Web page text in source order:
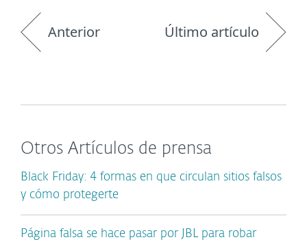
Anterior Último artículo
Otros Artículos de prensa
Black Friday: 4 formas en que circulan sitios falsos
y cómo protegerte
Página falsa se hace pasar por JBL para robar